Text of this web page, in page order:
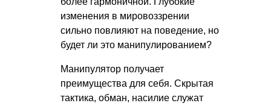
изменения в мировоззрении
сильно повлияют на поведение, но
будет ли это манипулированием?
Манипулятор получает
преимущества для себя. Скрытая
тактика, обман, насилие служат